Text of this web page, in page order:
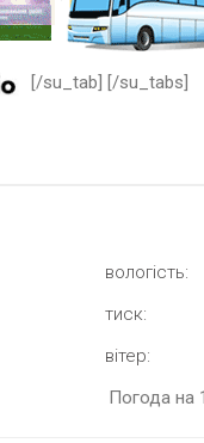
[/su_tab] [/su_tabs]
вологість:
тиск:
вітер:
Погода на